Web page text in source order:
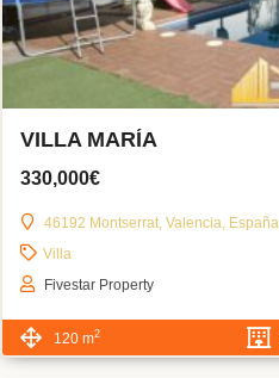
VILLA MARÍA
330,000€
46192 Montserrat, Valencia, España
Villa
Fivestar Property
120 m2